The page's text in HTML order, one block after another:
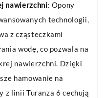
nawierzchni: Opony
technologii,
z cząsteczkami
wodę, co pozwala na
nawierzchni. Dzięki
hamowanie na
z linii Turanza 6 cechują